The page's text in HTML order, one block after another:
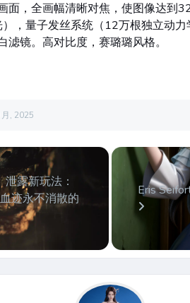
面，全画幅清晰对焦，使图像达到
），量子发丝系统（12万根独立动
滤镜。高对比度，赛璐璐风格。
, 2025
泄露新玩法：
迹永不消散的
Eris